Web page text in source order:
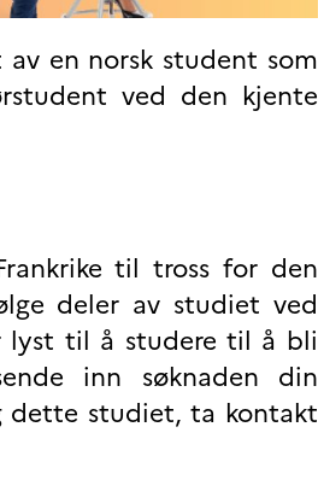
av en norsk student som
ved den kjente
til tross for den
deler av studiet ved
lyst til å studere til å bli
inn søknaden din
dette studiet, ta kontakt